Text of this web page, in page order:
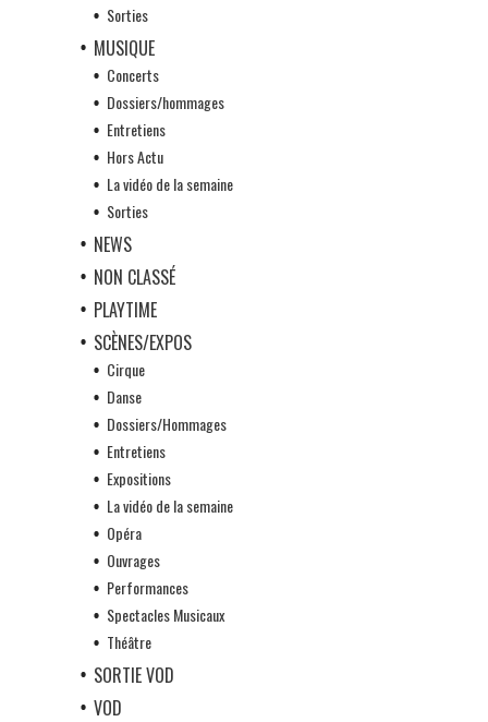
Sorties
MUSIQUE
Concerts
Dossiers/hommages
Entretiens
Hors Actu
La vidéo de la semaine
Sorties
NEWS
NON CLASSÉ
PLAYTIME
SCÈNES/EXPOS
Cirque
Danse
Dossiers/Hommages
Entretiens
Expositions
La vidéo de la semaine
Opéra
Ouvrages
Performances
Spectacles Musicaux
Théâtre
SORTIE VOD
VOD